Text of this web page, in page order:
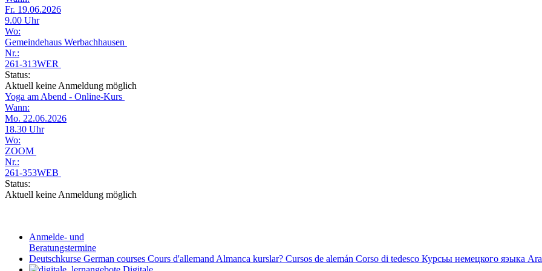
Fr. 19.06.2026
9.00 Uhr
Wo:
Gemeindehaus Werbachhausen
Nr.:
261-313WER
Status:
Aktuell keine Anmeldung möglich
Yoga am Abend - Online-Kurs
Wann:
Mo. 22.06.2026
18.30 Uhr
Wo:
ZOOM
Nr.:
261-353WEB
Status:
Aktuell keine Anmeldung möglich
Anmelde- und
Beratungstermine
Deutschkurse German courses Cours d'allemand Almanca kurslar? Cursos de alemán Corso di tedesco Курсьы немецкого яэыка